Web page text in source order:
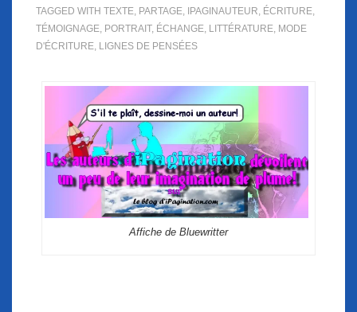
TAGGED WITH TEXTE, PARTAGE, IPAGINAUTEUR, ÉCRITURE,
TÉMOIGNAGE, PORTRAIT, ÉCHANGE, LITTÉRATURE, MODE
D'ÉCRITURE, LIGNES DE PENSÉES
Affiche de Bluewritter